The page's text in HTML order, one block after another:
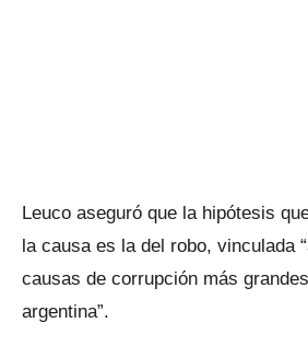
Leuco aseguró que la hipótesis
la causa es la del robo, vinculada
causas de corrupción más
argentina”.